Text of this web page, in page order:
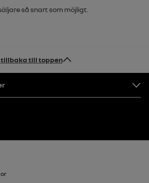
så snart som möjligt.
tillbaka till toppen